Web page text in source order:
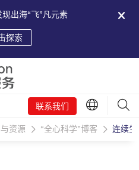
出海“飞”凡元素
探索
联系我们
资源 “全心科学”博客 连续